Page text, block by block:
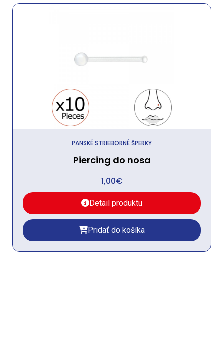
PANSKÉ STRIEBORNÉ ŠPERKY
Piercing do nosa
1,00€
Detail produktu
Pridať do košíka